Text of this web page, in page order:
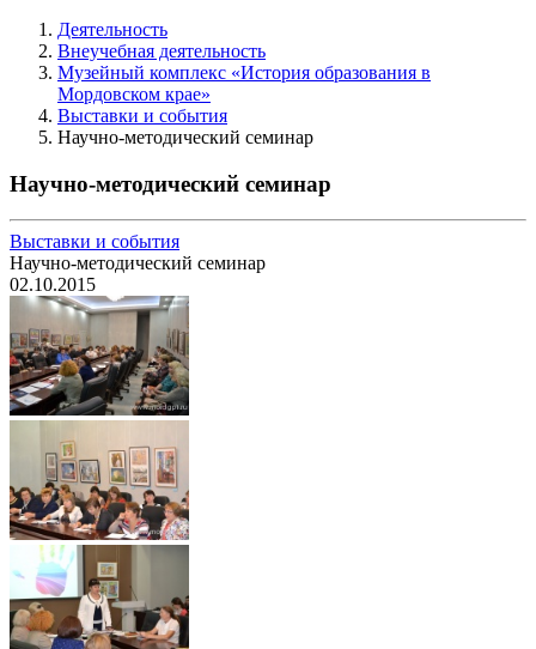
Деятельность
Внеучебная деятельность
Музейный комплекс «История образования в
Мордовском крае»
Выставки и события
Научно-методический семинар
Научно-методический семинар
Выставки и события
Научно-методический семинар
02.10.2015